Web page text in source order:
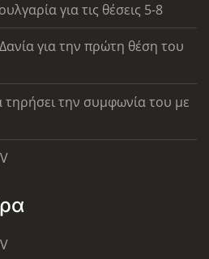
για τις θέσεις 5-8
για την πρώτη θέση του
την συμφωνία του με